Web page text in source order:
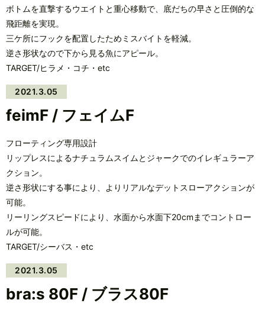
ボトムを直撃するウエイトと重心移動で、底だちの早さと圧倒的な
飛距離を実現。
三ケ所にフックを配置したためミスバイトを軽減。
逆さ形状なので下から見る魚にアピール。
TARGET/ヒラメ・コチ・etc
2021.3.05
feimF / フェイムF
フローティング専用設計
リップレスによるナチュラムスイムとジャークでのイレギュラーア
クション。
逆さ形状にする事により、よりリアルなデットスローアクションが
可能。
リーリングスピードにより、水面から水面下20cmまでコントロー
ルが可能。
TARGET/シーバス・etc
2021.3.05
bra:s 80F / ブラス80F